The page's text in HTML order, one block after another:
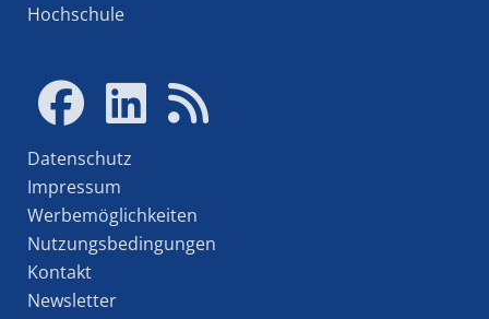
Hochschule
Datenschutz
Impressum
Werbemöglichkeiten
Nutzungsbedingungen
Kontakt
Newsletter